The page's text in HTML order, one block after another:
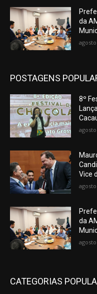
da
POSTAGENS
8º
Vice
da
CATEGORIAS